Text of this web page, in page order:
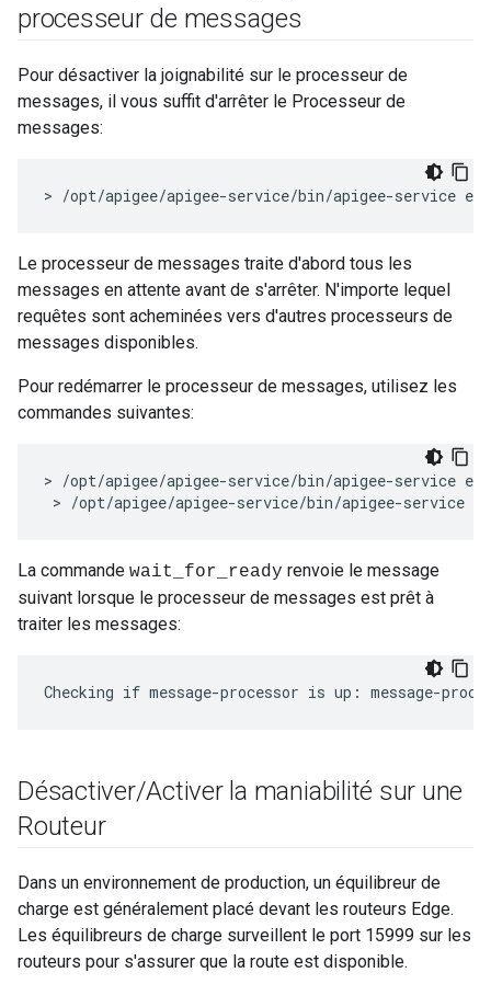
processeur de messages
Pour désactiver la joignabilité sur le processeur de
messages, il vous suffit d'arrêter le Processeur de
messages:
> /opt/apigee/apigee-service/bin/apigee-service
Le processeur de messages traite d'abord tous les
messages en attente avant de s'arrêter. N'importe lequel
requêtes sont acheminées vers d'autres processeurs de
messages disponibles.
Pour redémarrer le processeur de messages, utilisez les
commandes suivantes:
> /opt/apigee/apigee-service/bin/apigee-service
> /opt/apigee/apigee-service/bin/apigee-service
La commande wait_for_ready renvoie le message
suivant lorsque le processeur de messages est prêt à
traiter les messages:
Checking if message-processor is up: message-
Désactiver/Activer la maniabilité sur une
Routeur
Dans un environnement de production, un équilibreur de
charge est généralement placé devant les routeurs Edge.
Les équilibreurs de charge surveillent le port 15999 sur les
routeurs pour s'assurer que la route est disponible.